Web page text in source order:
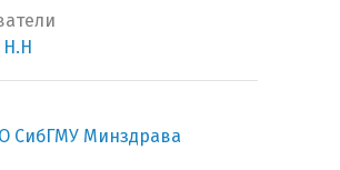
СибГМУ Минздрава